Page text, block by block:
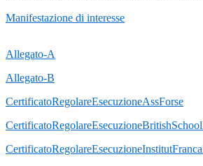
Manifestazione di interesse
Allegato-A
Allegato-B
CertificatoRegolareEsecuzioneAssForse